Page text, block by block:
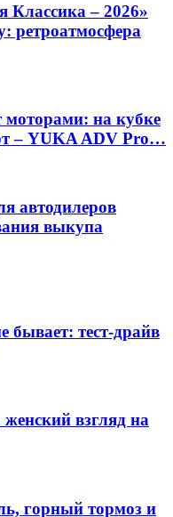
Классика – 2026»
ретроатмосфера
моторами: на кубке
– YUKA ADV Pro…
автодилеров
выкупа
тест-драйв
взгляд на
горный тормоз и